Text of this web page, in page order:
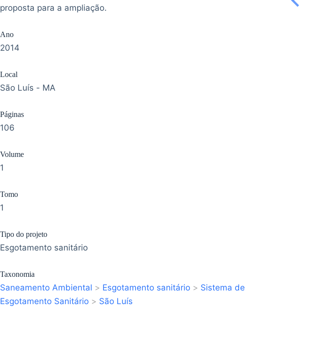
proposta para a ampliação.
Ano
2014
Local
São Luís - MA
Páginas
106
Volume
1
Tomo
1
Tipo do projeto
Esgotamento sanitário
Taxonomia
Saneamento Ambiental > Esgotamento sanitário > Sistema de
Esgotamento Sanitário > São Luís